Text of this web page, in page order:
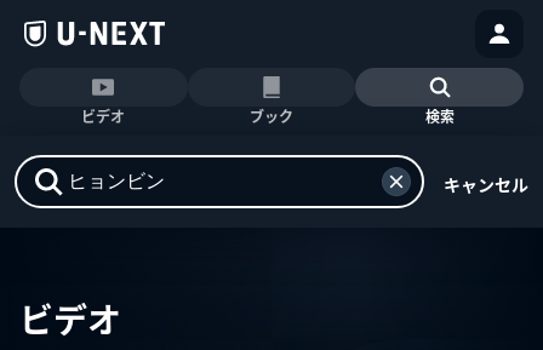
ビデオ ブック 検索
キャンセル
ビデオ